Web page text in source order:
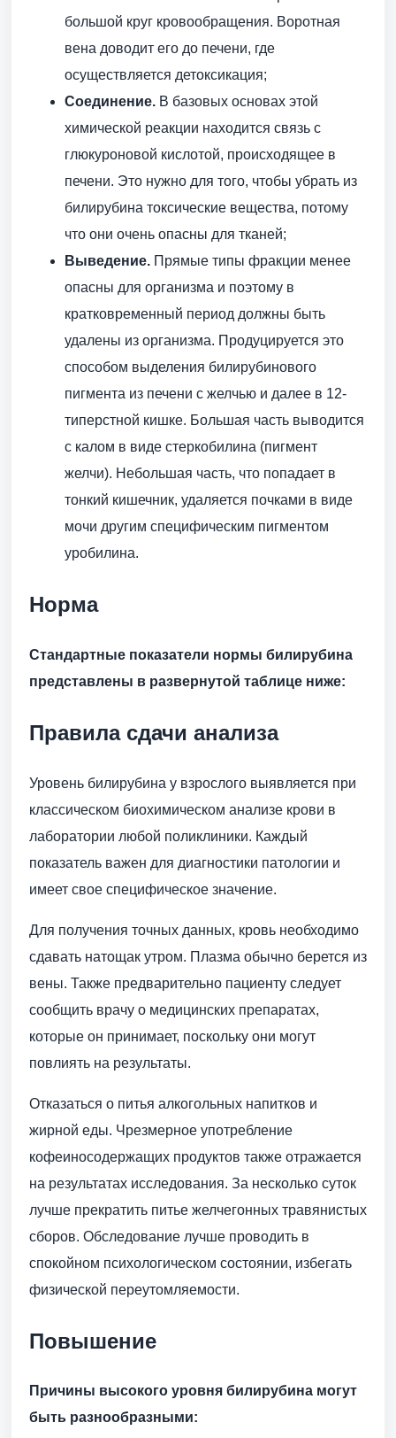
большой круг кровообращения. Воротная
вена доводит его до печени, где
осуществляется детоксикация;
Соединение. В базовых основах этой
химической реакции находится связь с
глюкуроновой кислотой, происходящее в
печени. Это нужно для того, чтобы убрать из
билирубина токсические вещества, потому
что они очень опасны для тканей;
Выведение. Прямые типы фракции менее
опасны для организма и поэтому в
кратковременный период должны быть
удалены из организма. Продуцируется это
способом выделения билирубинового
пигмента из печени с желчью и далее в 12-
типерстной кишке. Большая часть выводится
с калом в виде стеркобилина (пигмент
желчи). Небольшая часть, что попадает в
тонкий кишечник, удаляется почками в виде
мочи другим специфическим пигментом
уробилина.
Норма
Стандартные показатели нормы билирубина
представлены в развернутой таблице ниже:
Правила сдачи анализа
Уровень билирубина у взрослого выявляется при
классическом биохимическом анализе крови в
лаборатории любой поликлиники. Каждый
показатель важен для диагностики патологии и
имеет свое специфическое значение.
Для получения точных данных, кровь необходимо
сдавать натощак утром. Плазма обычно берется из
вены. Также предварительно пациенту следует
сообщить врачу о медицинских препаратах,
которые он принимает, поскольку они могут
повлиять на результаты.
Отказаться о питья алкогольных напитков и
жирной еды. Чрезмерное употребление
кофеиносодержащих продуктов также отражается
на результатах исследования. За несколько суток
лучше прекратить питье желчегонных травянистых
сборов. Обследование лучше проводить в
спокойном психологическом состоянии, избегать
физической переутомляемости.
Повышение
Причины высокого уровня билирубина могут
быть разнообразными: